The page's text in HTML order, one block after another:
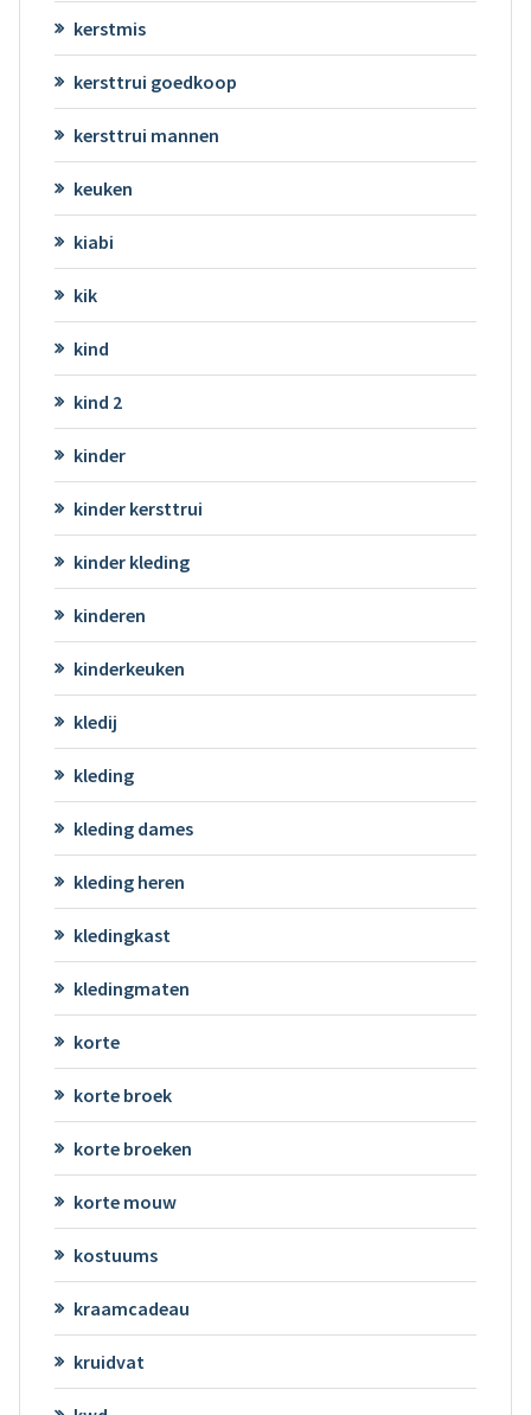
kerstmis
kersttrui goedkoop
kersttrui mannen
keuken
kiabi
kik
kind
kind 2
kinder
kinder kersttrui
kinder kleding
kinderen
kinderkeuken
kledij
kleding
kleding dames
kleding heren
kledingkast
kledingmaten
korte
korte broek
korte broeken
korte mouw
kostuums
kraamcadeau
kruidvat